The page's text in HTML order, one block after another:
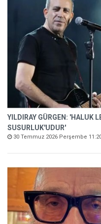
YILDIRAY GÜRGEN: 'HALUK
SUSURLUK'UDUR'
30 Temmuz 2026 Perşembe